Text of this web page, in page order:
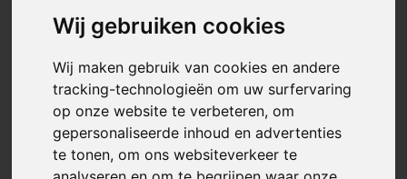
Wij gebruiken cookies
Wij maken gebruik van cookies en andere
tracking-technologieën om uw surfervaring
op onze website te verbeteren, om
gepersonaliseerde inhoud en advertenties
te tonen, om ons websiteverkeer te
Suboside Sublimatie
Zonneschermen
Artikelnummer:124958